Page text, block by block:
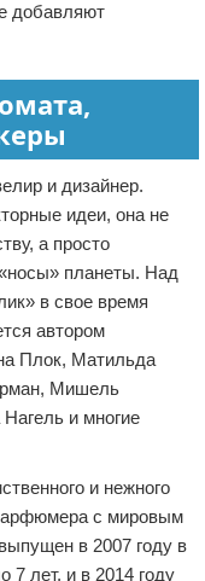
добавляют
и дизайнер.
идеи, она не
а просто
планеты. Над
в свое время
автором
Плок, Матильда
Мишель
и многие
и нежного
с мировым
в 2007 году в
лет, и в 2014 году